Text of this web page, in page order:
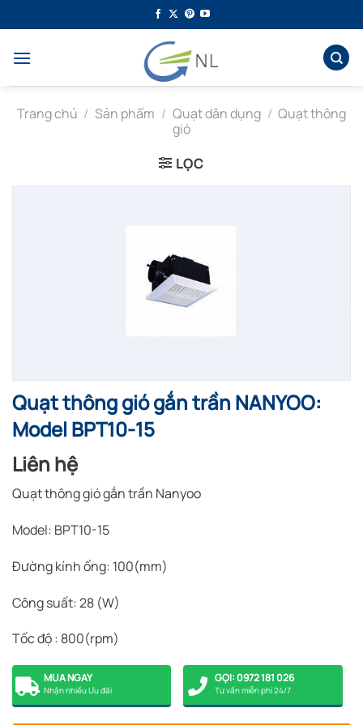
qua
dung
Trang chủ / Sản phẩm / Quạt dân dụng / Quạt thông
gió
LỌC
Quạt thông gió gắn trần NANYOO:
Model BPT10-15
Liên hệ
Quạt thông gió gắn trần Nanyoo
Model: BPT10-15
Đường kính ống: 100(mm)
Công suất: 28 (W)
Tốc độ : 800(rpm)
MUA NGAY
Nhận nhiều Ưu đãi
GỌI: 0972 181 026
Tư vấn miễn phí 24/7